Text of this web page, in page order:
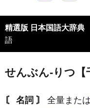
精選版 日本国語大辞典
語
せんぶん‐りつ【
〘 名詞 〙 全量または